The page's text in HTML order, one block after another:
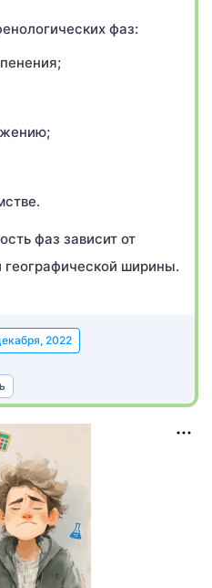
фаз:
фаз зависит от
географической ширины.
2022